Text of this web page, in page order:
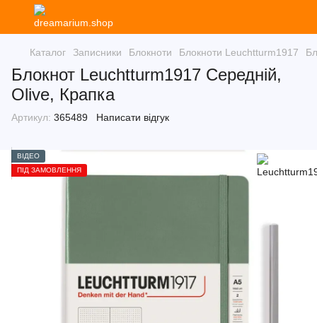
Каталог Записники Блокноти Блокноти Leuchtturm1917
Блокнот Leuchtturm1917 Середній,
Olive, Крапка
Артикул: 365489 Написати відгук
ВІДЕО
ПІД ЗАМОВЛЕННЯ